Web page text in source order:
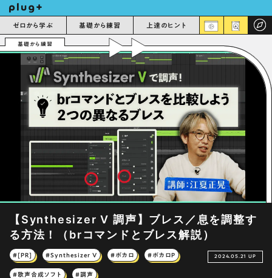
ゼロから学ぶ 基礎から練習 上達のヒント
基礎から練習
【Synthesizer V 調声】ブレス／息を調整す
る方法！（brコマンドとブレス解説）
#[PR] #Synthesizer V #ボカロ #ボカロP
#歌声合成ソフト #調声
2024.05.21 UP